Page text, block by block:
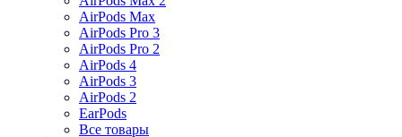
AirPods Max
AirPods Pro 3
AirPods Pro 2
AirPods 4
AirPods 3
AirPods 2
EarPods
Все товары